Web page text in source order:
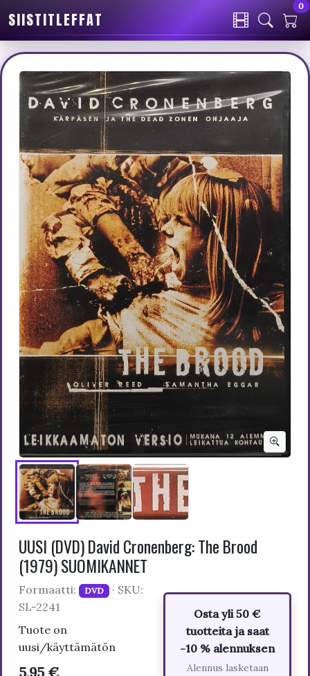
SIISTITLEFFAT
0
UUSI (DVD) David Cronenberg: The Brood
(1979) SUOMIKANNET
Formaatti: DVD · SKU:
SL-2241
Tuote on
uusi/käyttämätön
5,95 €
Osta yli 50 €
tuotteita ja saat
-10 % alennuksen
Alennus lasketaan